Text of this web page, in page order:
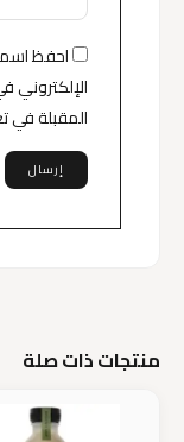
احفظ
الإلكتروني
المقبلة في
منتجات ذات صلة